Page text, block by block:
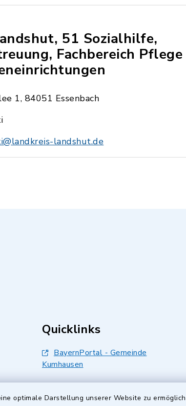
optimale Darstellung unserer Website zu
51 Sozialhilfe,
Fachbereich Pflege
1, 84051 Essenbach
landshut.de
Quicklinks
BayernPortal - Gemeinde
Kumhausen
Landkreis Landshut